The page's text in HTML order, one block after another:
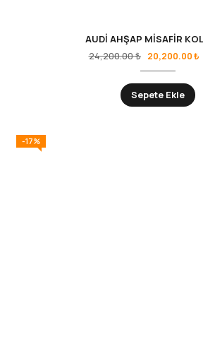
AUDİ AHŞAP MİSAFİR
24,200.00₺ 20,200.00₺
Sepete Ekle
-17%